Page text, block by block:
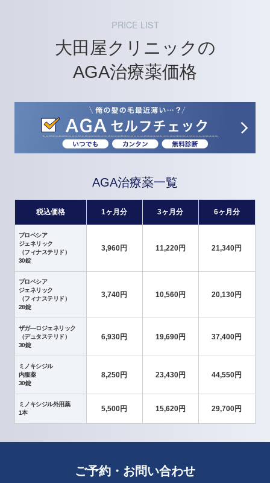
PRICE LIST
大田屋クリニックの
AGA治療薬価格
AGA治療薬一覧
税込価格 1ヶ月分 3ヶ月分 6ヶ月分
プロペシア
ジェネリック
（フィナステリド）
30錠
3,960円 11,220円 21,340円
プロペシア
ジェネリック
（フィナステリド）
28錠
3,740円 10,560円 20,130円
ザガ―ロジェネリック
（デュタステリド）
30錠
6,930円 19,690円 37,400円
ミノキシジル
内服薬
30錠
8,250円 23,430円 44,550円
ミノキシジル外用薬
1本
5,500円 15,620円 29,700円
ご予約・お問い合わせ